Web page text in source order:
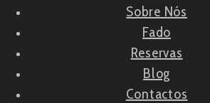
Sobre Nós
Fado
Reservas
Blog
Contactos